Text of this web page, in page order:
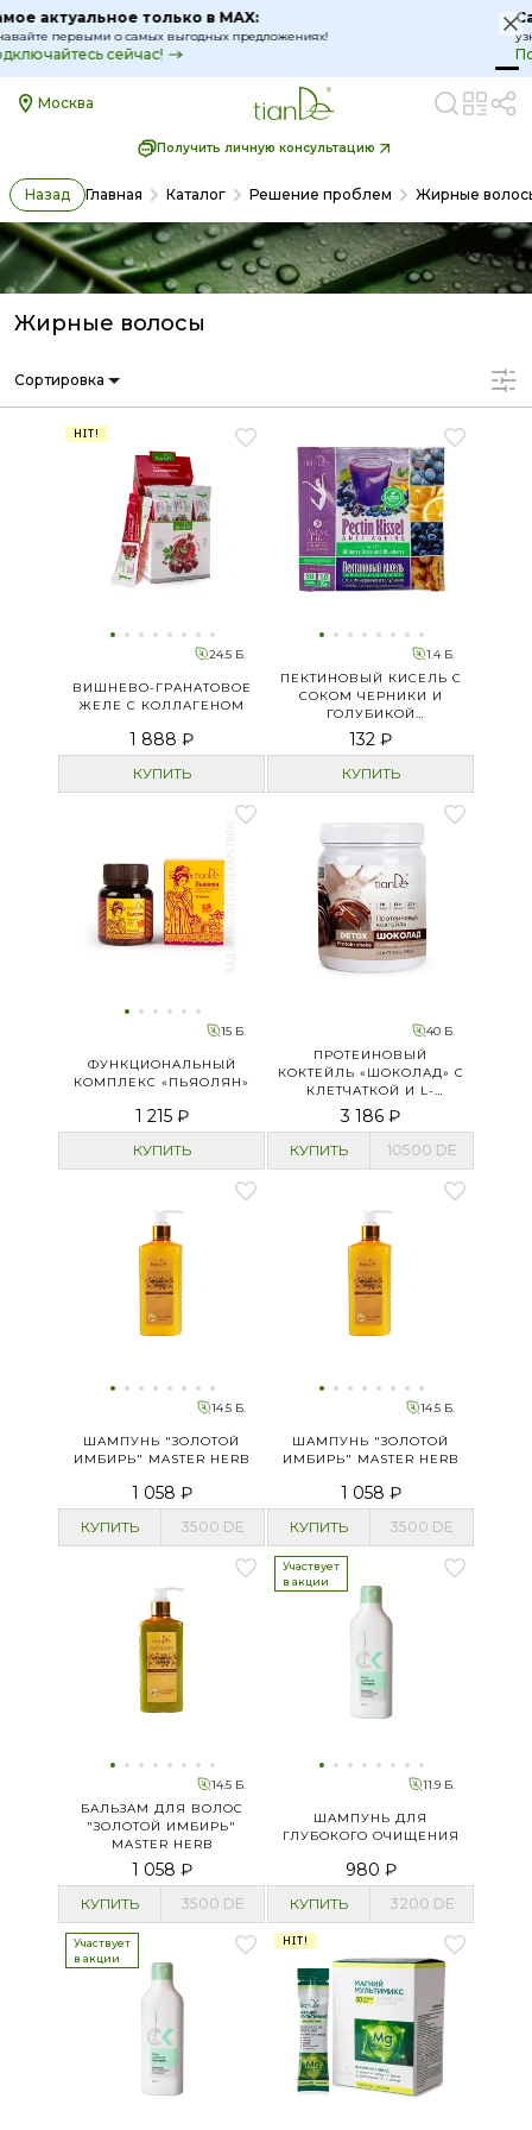
Самое актуальное только в MAX:
узнавайте первыми о самых выгодных предложениях!
Подключайтесь сейчас!
Москва
Получить личную консультацию
Назад Главная Каталог Решение проблем Жирные
Жирные волосы
Сортировка
HIT!
24.5 Б.
ВИШНЕВО-ГРАНАТОВОЕ
ЖЕЛЕ С КОЛЛАГЕНОМ
1 888 ₽
КУПИТЬ
1.4 Б.
ПЕКТИНОВЫЙ КИСЕЛЬ С
СОКОМ ЧЕРНИКИ И
ГОЛУБИКОЙ
«ОМОЛАЖИВАЮЩИЙ»
132 ₽
КУПИТЬ
15 Б.
ФУНКЦИОНАЛЬНЫЙ
КОМПЛЕКС «ПЬЯОЛЯН»
1 215 ₽
КУПИТЬ
40 Б.
ПРОТЕИНОВЫЙ
КОКТЕЙЛЬ «ШОКОЛАД» С
КЛЕТЧАТКОЙ И L-
КАРНИТИНОМ
3 186 ₽
КУПИТЬ 10500 DE
14.5 Б.
ШАМПУНЬ "ЗОЛОТОЙ
ИМБИРЬ" MASTER HERB
1 058 ₽
КУПИТЬ 3500 DE
14.5 Б.
ШАМПУНЬ "ЗОЛОТОЙ
ИМБИРЬ" MASTER HERB
1 058 ₽
КУПИТЬ 3500 DE
14.5 Б.
БАЛЬЗАМ ДЛЯ ВОЛОС
"ЗОЛОТОЙ ИМБИРЬ"
MASTER HERB
1 058 ₽
КУПИТЬ 3500 DE
Участвует
в акции
11.9 Б.
ШАМПУНЬ ДЛЯ
ГЛУБОКОГО ОЧИЩЕНИЯ
980 ₽
КУПИТЬ 3200 DE
Участвует
в акции
HIT!